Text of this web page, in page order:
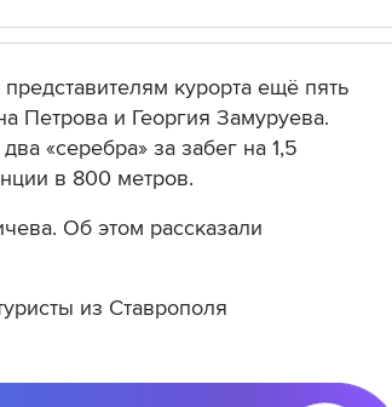
курорта ещё пять
Петрова и Георгия Замуруева.
«серебра» за забег на 1,5
в 800 метров.
Об этом рассказали
из Ставрополя